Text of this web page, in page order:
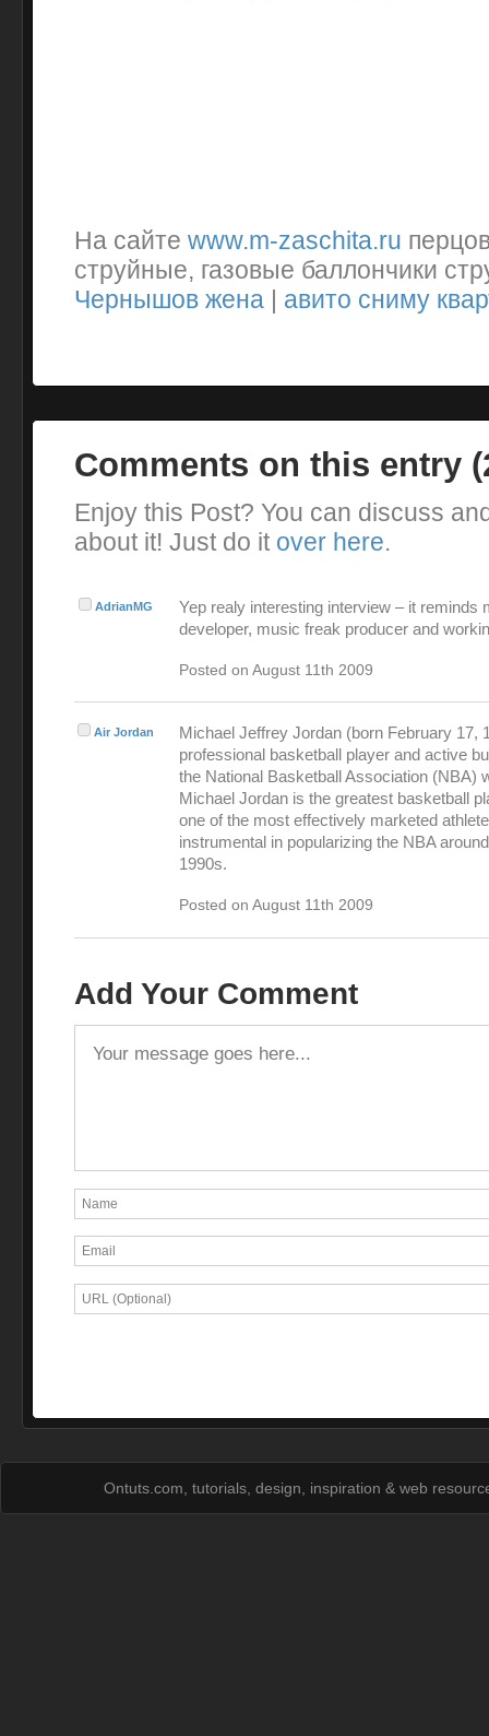
На сайте www.m-zaschita.ru
струйные, газовые баллончики
Чернышов жена | авито сниму
Comments on this entry
Enjoy this Post? You can discuss
about it! Just do it over here.
AdrianMG
Yep realy interesting interview – it reminds
developer, music freak producer and
Posted on August 11th 2009
Air Jordan
Michael Jeffrey Jordan (born February 17,
professional basketball player and active
the National Basketball Association (NBA)
Michael Jordan is the greatest basketball
one of the most effectively marketed
instrumental in popularizing the NBA
1990s.
Posted on August 11th 2009
Add Your Comment
Ontuts.com, tutorials, design, inspiration & web